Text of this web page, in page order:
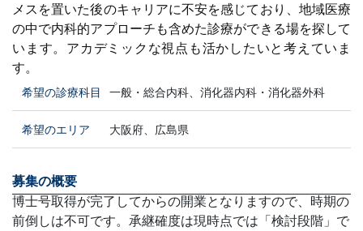
メスを置いた後のキャリアに不安を感じており、地域医療
の中で内科的アプローチも含めた診療ができる場を探して
います。アカデミックな視点も活かしたいと考えていま
す。
希望の診療科目 一般・総合内科、消化器内科・消化器外科
希望のエリア 大阪府、広島県
募集の概要
博士号取得が完了してからの開業となりますので、時期の
前倒しは不可です。承継確度は現時点では「検討段階」で